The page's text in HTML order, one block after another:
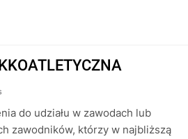
do udziału w zawodach lub
zawodników, którzy w najbliższą